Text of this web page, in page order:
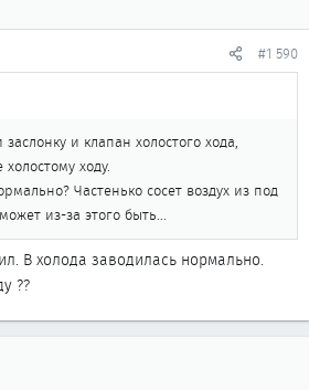
#1 590
и клапан холостого хода,
ходу.
Частенько сосет воздух из под
из-за этого быть...
В холода заводилась нормально.
??